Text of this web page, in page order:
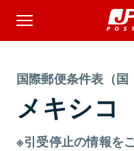
国際郵便条件表（国
メキシコ
※引受停止の情報を